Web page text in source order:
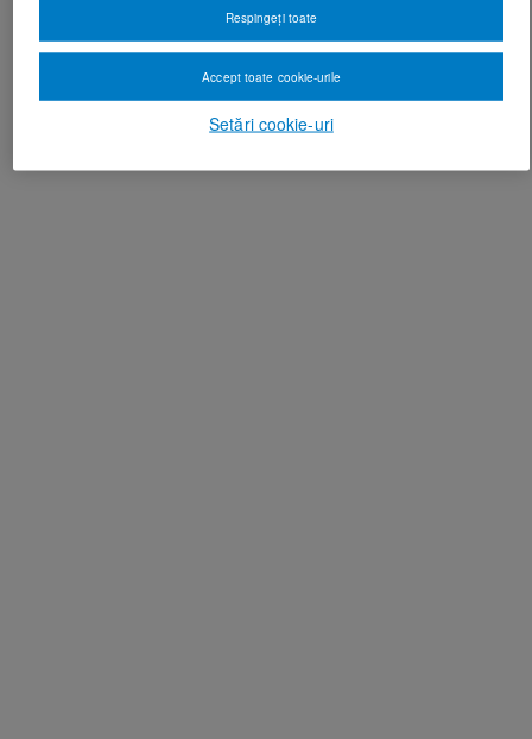
Setări cookie-uri
Respingeți toate
Accept toate cookie-urile